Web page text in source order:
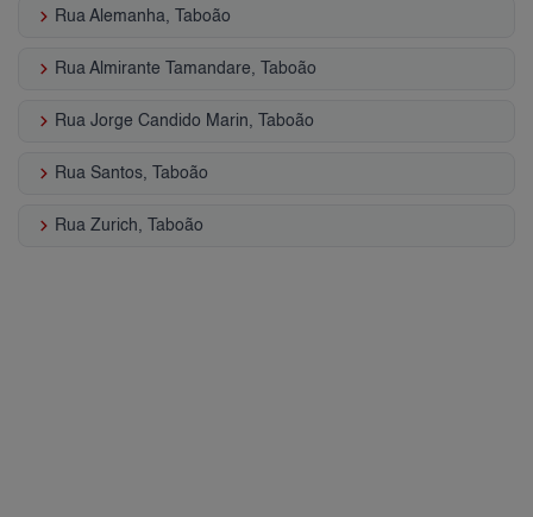
keyboard_arrow_right Rua Alemanha, Taboão
keyboard_arrow_right Rua Almirante Tamandare, Taboão
keyboard_arrow_right Rua Jorge Candido Marin, Taboão
keyboard_arrow_right Rua Santos, Taboão
keyboard_arrow_right Rua Zurich, Taboão